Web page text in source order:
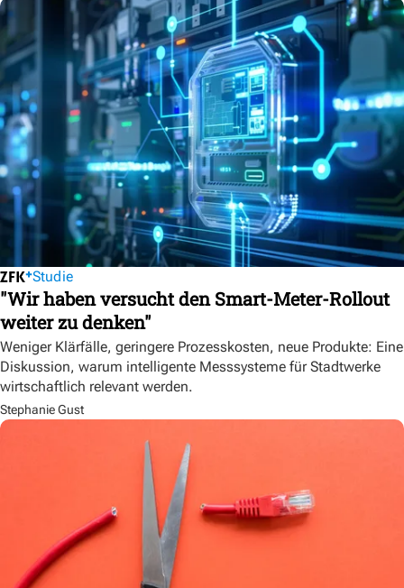
Studie
"Wir haben versucht den Smart-Meter-Rollout
weiter zu denken"
Weniger Klärfälle, geringere Prozesskosten, neue Produkte: Eine
Diskussion, warum intelligente Messsysteme für Stadtwerke
wirtschaftlich relevant werden.
Stephanie Gust